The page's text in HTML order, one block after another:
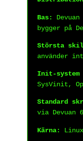
Bas:
bygger på
Största
använder
Init-
SysVinit,
Standard
via Devuan
Kärna: